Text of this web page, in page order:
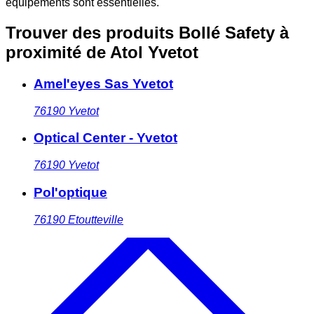
équipements sont essentielles.
Trouver des produits Bollé Safety à
proximité de Atol Yvetot
Amel'eyes Sas Yvetot
76190 Yvetot
Optical Center - Yvetot
76190 Yvetot
Pol'optique
76190 Etoutteville